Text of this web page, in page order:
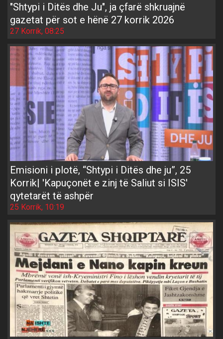
"Shtypi i Ditës dhe Ju", ja çfarë shkruajnë
gazetat për sot e hënë 27 korrik 2026
27 Korrik, 08:25
Emisioni i plotë, “Shtypi i Ditës dhe ju”, 25
Korrik| 'Kapuçonët e zinj të Saliut si ISIS'
qytetarët të ashpër
25 Korrik, 10:19